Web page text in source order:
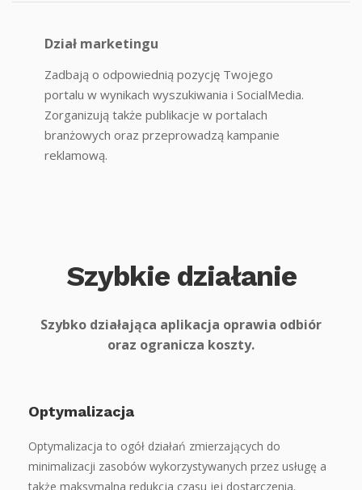
Dział marketingu
Zadbają o odpowiednią pozycję Twojego
portalu w wynikach wyszukiwania i SocialMedia.
Zorganizują także publikacje w portalach
branżowych oraz przeprowadzą kampanie
reklamową.
Szybkie działanie
Szybko działająca aplikacja oprawia odbiór
oraz ogranicza koszty.
Optymalizacja
Optymalizacja to ogół działań zmierzających do
minimalizacji zasobów wykorzystywanych przez usługę a
także maksymalna redukcja czasu jej dostarczenia.